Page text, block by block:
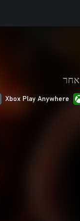
אחר
Xbox Play Anywhere